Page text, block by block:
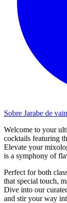
Sobre Jarabe de
Welcome to your
cocktails featuring
Elevate your
is a symphony of
Perfect for both
that special touch,
Dive into our
and stir your way